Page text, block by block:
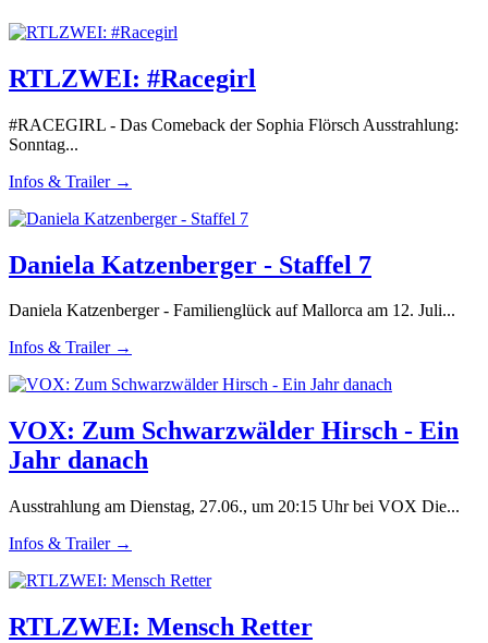
RTLZWEI: #Racegirl
#RACEGIRL - Das Comeback der Sophia Flörsch Ausstrahlung:
Sonntag...
Infos & Trailer →
Daniela Katzenberger - Staffel 7
Daniela Katzenberger - Familienglück auf Mallorca am 12. Juli...
Infos & Trailer →
VOX: Zum Schwarzwälder Hirsch - Ein
Jahr danach
Ausstrahlung am Dienstag, 27.06., um 20:15 Uhr bei VOX Die...
Infos & Trailer →
RTLZWEI: Mensch Retter